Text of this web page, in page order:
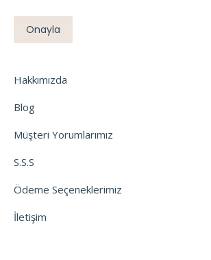
Onayla
Hakkımızda
Blog
Müşteri Yorumlarımız
S.S.S
Ödeme Seçeneklerimiz
İletişim